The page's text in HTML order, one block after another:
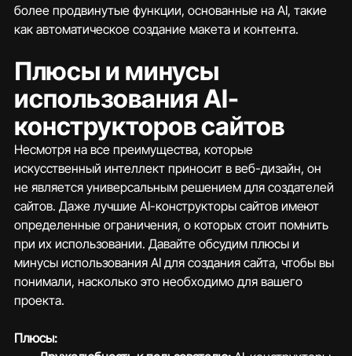
более продвинутые функции, основанные на AI, такие
как автоматическое создание макета и контента.
Плюсы и минусы
использования AI-
конструкторов сайтов
Несмотря на все преимущества, которые
искусственный интеллект приносит в веб-дизайн, он
не является универсальным решением для создателей
сайтов. Даже лучшие AI-конструкторы сайтов имеют
определенные ограничения, о которых стоит помнить
при их использовании. Давайте обсудим плюсы и
минусы использования AI для создания сайта, чтобы вы
понимали, насколько это необходимо для вашего
проекта.
Плюсы: